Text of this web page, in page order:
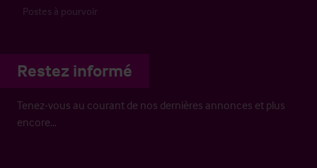
Postes à pourvoir
Restez informé
Tenez-vous au courant de nos dernières annonces et plus
encore…